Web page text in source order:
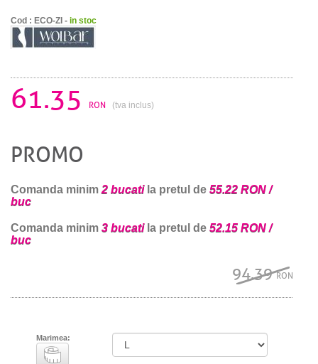
Cod : ECO-ZI - in stoc
61.35 RON (tva inclus)
PROMO
Comanda minim 2 bucatila pretul de 55.22 RON /
buc
Comanda minim 3 bucatila pretul de 52.15 RON /
buc
94.39RON
Marimea: